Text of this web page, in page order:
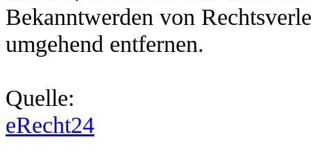
Bekanntwerden von
umgehend entfernen.
Quelle:
eRecht24